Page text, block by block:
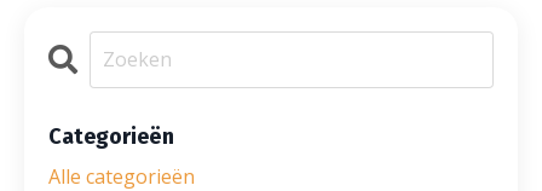
Categorieën
Alle categorieën